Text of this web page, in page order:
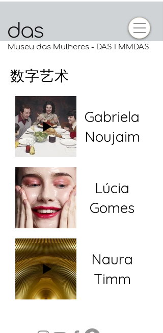
Museu das Mulheres - DAS I MMDAS
数字艺术
Gabriela
Noujaim
Lúcia
Gomes
Naura
Timm